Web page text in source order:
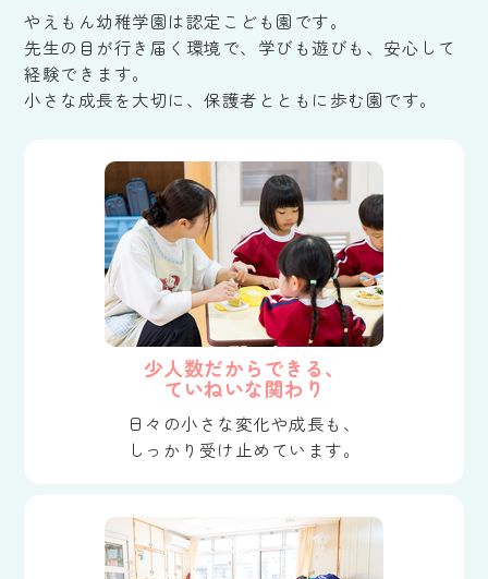
やえもん幼稚学園は認定こども園です。
先生の目が行き届く環境で、学びも遊びも、安心して
経験できます。
小さな成長を大切に、保護者とともに歩む園です。
少人数だからできる、
ていねいな関わり
日々の小さな変化や成長も、
しっかり受け止めています。